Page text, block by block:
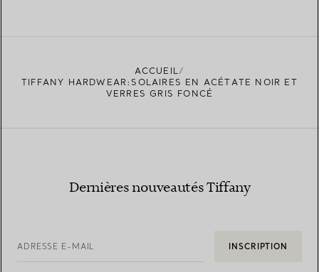
ACCUEIL
TIFFANY HARDWEAR:SOLAIRES EN ACÉTATE NOIR ET
VERRES GRIS FONCÉ
Dernières nouveautés Tiffany
ADRESSE E-MAIL INSCRIPTION